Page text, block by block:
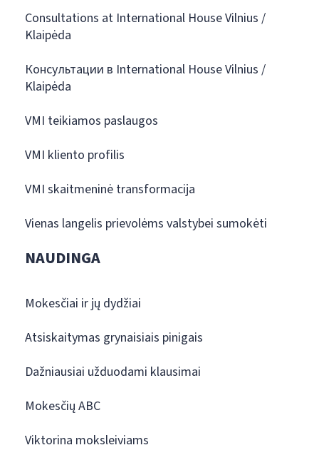
Consultations at International House Vilnius /
Klaipėda
Консультации в International House Vilnius /
Klaipėda
VMI teikiamos paslaugos
VMI kliento profilis
VMI skaitmeninė transformacija
Vienas langelis prievolėms valstybei sumokėti
NAUDINGA
Mokesčiai ir jų dydžiai
Atsiskaitymas grynaisiais pinigais
Dažniausiai užduodami klausimai
Mokesčių ABC
Viktorina moksleiviams